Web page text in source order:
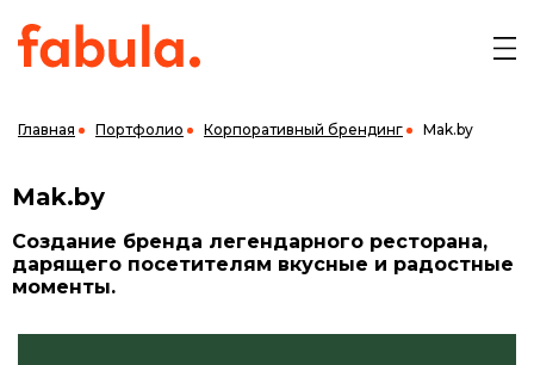
Главная Портфолио Корпоративный брендинг Mak.by
Mak.by
Создание бренда легендарного ресторана,
дарящего посетителям вкусные и радостные
моменты.